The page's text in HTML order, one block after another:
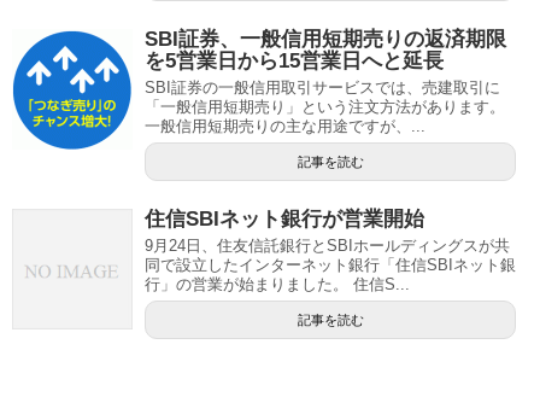
SBI証券、一般信用短期売りの返済期限
を5営業日から15営業日へと延長
SBI証券の一般信用取引サービスでは、売建取引に
「一般信用短期売り」という注文方法があります。
一般信用短期売りの主な用途ですが、...
記事を読む
住信SBIネット銀行が営業開始
9月24日、住友信託銀行とSBIホールディングスが共
同で設立したインターネット銀行「住信SBIネット銀
行」の営業が始まりました。 住信S...
記事を読む